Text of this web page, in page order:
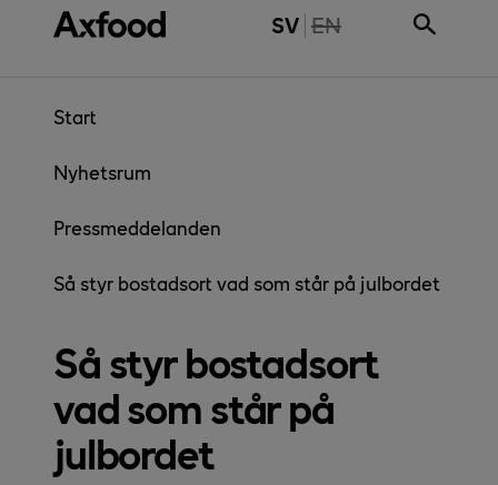
Gå direkt till innehåll SV THE PAGE IS NOT
EN
Start
Nyhetsrum
Pressmeddelanden
Så styr bostadsort vad som står på julbordet
Så styr bostadsort
vad som står på
julbordet